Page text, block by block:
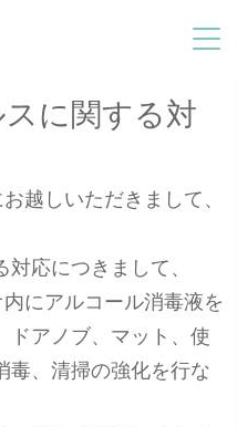
に関する対
越しいただきまして、
応につきまして、
にアルコール消毒液を
ドアノブ、マット、使
毒、清掃の強化を行な